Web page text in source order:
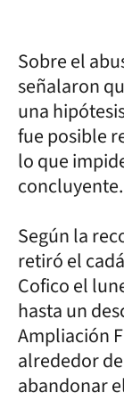
Sobre el
señalaron
una
fue posible
lo que
concluyente.
Según la
retiró el
Cofico el
hasta un
Ampliación
alrededor
abandonar